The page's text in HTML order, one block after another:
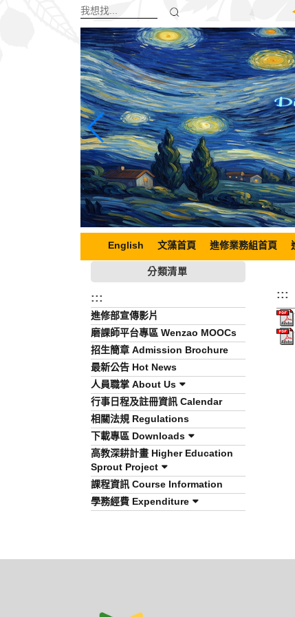
English 文藻首頁 進修業務組首頁
分類清單
:::
進修部宣傳影片
磨課師平台專區 Wenzao MOOCs
招生簡章 Admission Brochure
最新公告 Hot News
人員職掌 About Us
行事日程及註冊資訊 Calendar
相關法規 Regulations
下載專區 Downloads
高教深耕計畫 Higher Education
Sprout Project
課程資訊 Course Information
學務經費 Expenditure
:::